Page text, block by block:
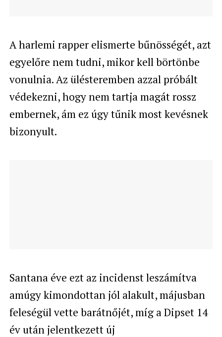
A harlemi rapper elismerte bűnösségét, azt
egyelőre nem tudni, mikor kell börtönbe
vonulnia. Az ülésteremben azzal próbált
védekezni, hogy nem tartja magát rossz
embernek, ám ez úgy tűnik most kevésnek
bizonyult.
Santana éve ezt az incidenst leszámítva
amúgy kimondottan jól alakult, májusban
feleségül vette barátnőjét, míg a Dipset 14
év után jelentkezett új